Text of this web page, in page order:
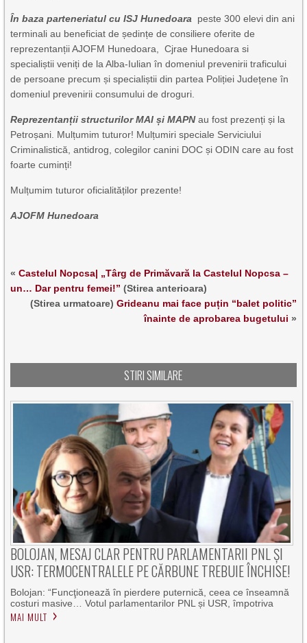
În baza parteneriatul cu ISJ Hunedoara peste 300 elevi din ani
terminali au beneficiat de ședințe de consiliere oferite de
reprezentanții AJOFM Hunedoara, Cjrae Hunedoara si
specialiștii veniți de la Alba-Iulian în domeniul prevenirii traficului
de persoane precum și specialiștii din partea Poliției Județene în
domeniul prevenirii consumului de droguri.
Reprezentanții structurilor MAI și MAPN au fost prezenți și la
Petroșani. Mulțumim tuturor! Mulțumiri speciale Serviciului
Criminalistică, antidrog, colegilor canini DOC și ODIN care au fost
foarte cuminți!
Mulțumim tuturor oficialităților prezente!
AJOFM Hunedoara
«Castelul Nopcsa| „Târg de Primăvară la Castelul Nopcsa –
un… Dar pentru femei!” (Stirea anterioara)
(Stirea urmatoare) Grideanu mai face puțin “balet politic”
înainte de aprobarea bugetului »
STIRI SIMILARE
BOLOJAN, MESAJ CLAR PENTRU PARLAMENTARII PNL ȘI
USR: TERMOCENTRALELE PE CĂRBUNE TREBUIE ÎNCHISE!
Bolojan: “Funcţionează în pierdere puternică, ceea ce înseamnă
costuri masive… Votul parlamentarilor PNL și USR, împotriva
MAI MULT